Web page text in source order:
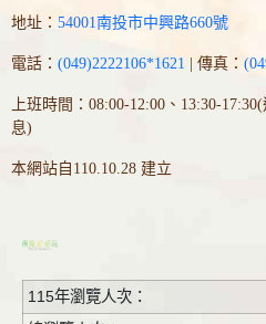
地址： 54001南投市中興路660號
電話： (049)2222106*1621 | 傳真：
上班時間：08:00-12:00、13:30-
息)
本網站自110.10.28 建立
115年瀏覽人次：